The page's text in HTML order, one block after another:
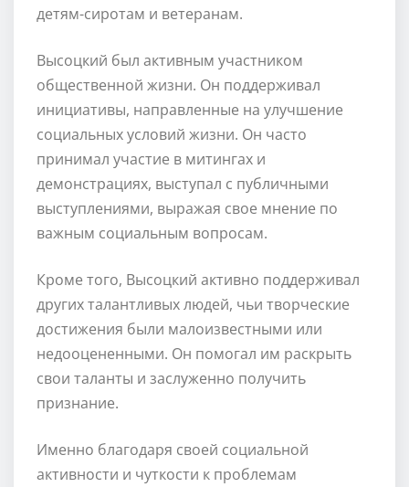
детям-сиротам и ветеранам.
Высоцкий был активным участником
общественной жизни. Он поддерживал
инициативы, направленные на улучшение
социальных условий жизни. Он часто
принимал участие в митингах и
демонстрациях, выступал с публичными
выступлениями, выражая свое мнение по
важным социальным вопросам.
Кроме того, Высоцкий активно поддерживал
других талантливых людей, чьи творческие
достижения были малоизвестными или
недооцененными. Он помогал им раскрыть
свои таланты и заслуженно получить
признание.
Именно благодаря своей социальной
активности и чуткости к проблемам